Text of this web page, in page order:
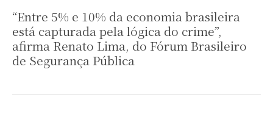
“Entre 5% e 10% da economia brasileira
está capturada pela lógica do crime”,
afirma Renato Lima, do Fórum Brasileiro
de Segurança Pública